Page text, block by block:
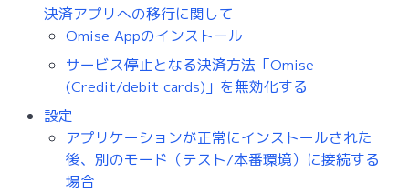
決済アプリへの移行に関して
Omise Appのインストール
サービス停止となる決済方法「Omise
(Credit/debit cards)」を無効化する
設定
アプリケーションが正常にインストールされた
後、別のモード（テスト/本番環境）に接続する
場合